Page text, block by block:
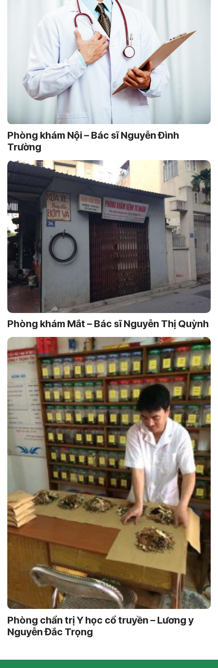
Phòng khám Nội – Bác sĩ Nguyễn Ðình
Trường
Phòng khám Mắt – Bác sĩ Nguyễn Thị Quỳnh
Phòng chẩn trị Y học cổ truyền – Lương y
Nguyễn Đắc Trọng